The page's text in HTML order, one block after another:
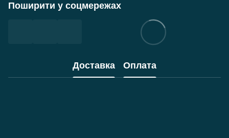
Поширити у соцмережах
Доставка Оплата